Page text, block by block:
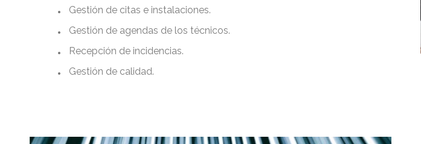
• Gestión de citas e instalaciones.
• Gestión de agendas de los técnicos.
• Recepción de incidencias.
• Gestión de calidad.